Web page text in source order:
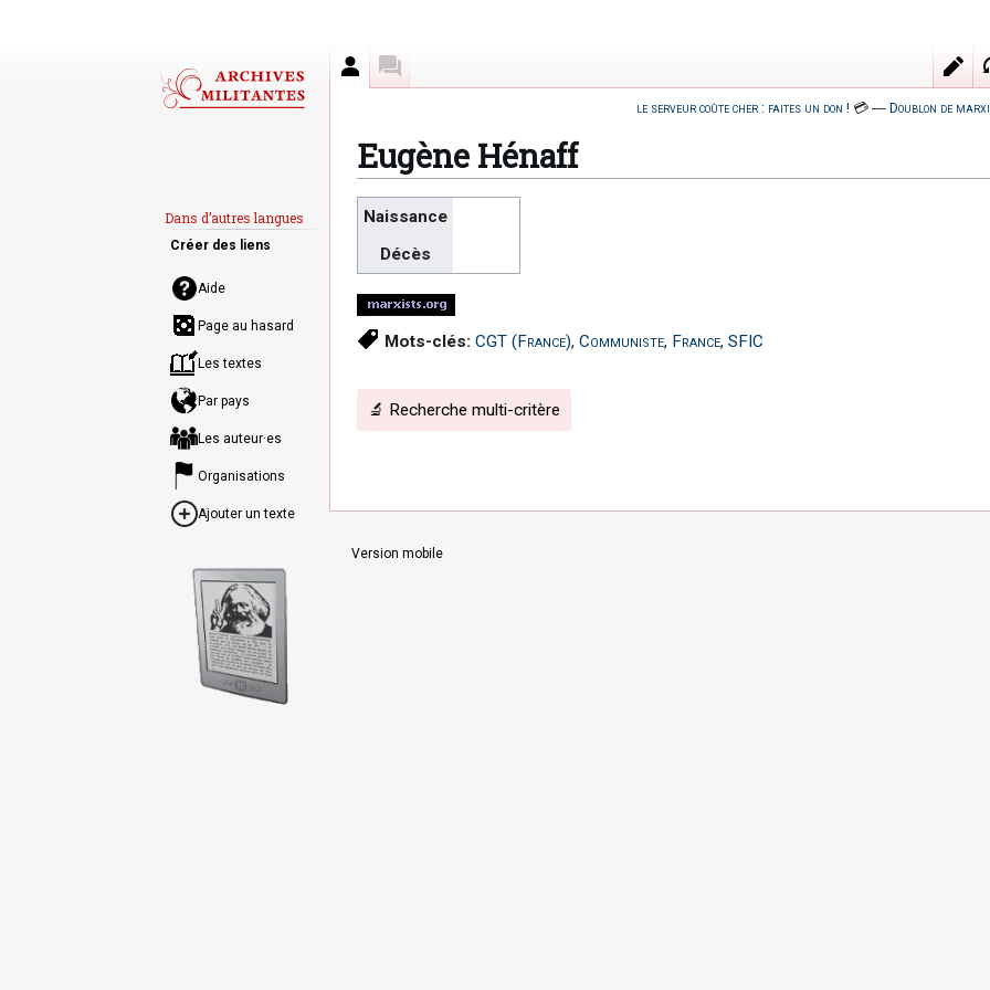
le serveur coûte cher : faites un don ! 💳 ― Doublon de
Eugène Hénaff
Aller
Aller
Naissance
Décès
Mots-clés: CGT (France), Communiste, France, SFIC
🔬 Recherche multi-critère
Auteur
Aide
Page au hasard
Les textes
Par pays
Les auteur·es
Organisations
Ajouter un texte
Dans d’autres langues
Créer des liens
Version mobile